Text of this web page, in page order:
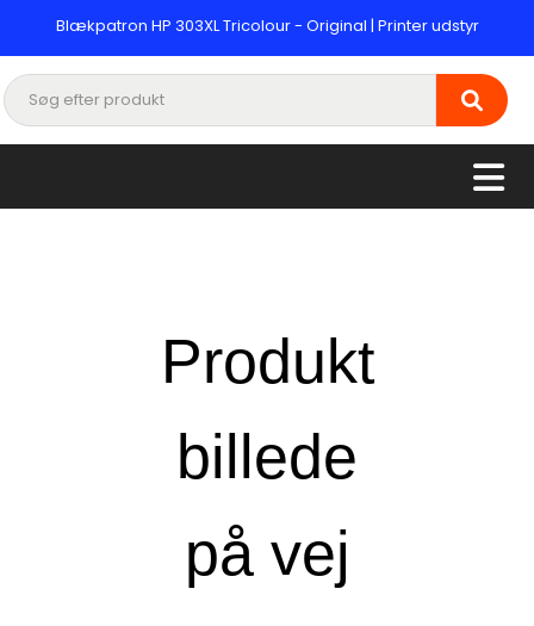
Blækpatron HP 303XL Tricolour - Original | Printer udstyr